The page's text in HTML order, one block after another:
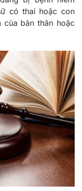
có thai hoặc con
của bản thân hoặc